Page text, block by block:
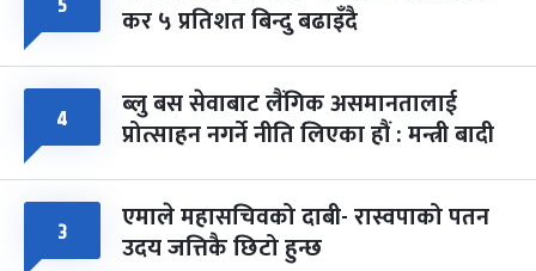
कर ५ प्रतिशत बिन्दु बढाइँदै
४ ब्लु बस सेवाबाट लैंगिक असमानतालाई
प्रोत्साहन नगर्ने नीति लिएका हौं : मन्त्री बादी
३ एमाले महासचिवको दाबी- रास्वपाको पतन
उदय जत्तिकै छिटो हुन्छ